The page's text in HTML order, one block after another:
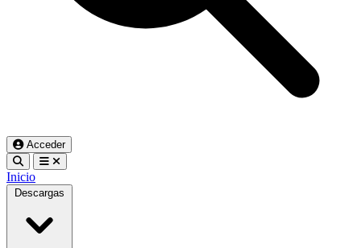
Acceder
Inicio
Descargas